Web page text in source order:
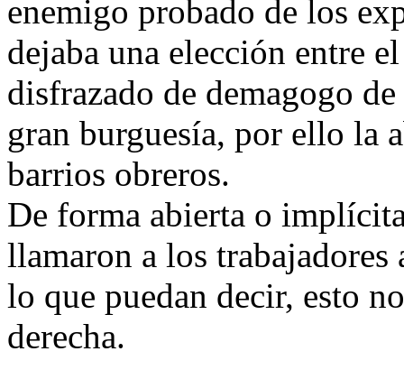
enemigo probado de los
dejaba una elección entre
disfrazado de demagogo
gran burguesía, por ello la
barrios obreros.
De forma abierta o
llamaron a los
lo que puedan decir, esto
derecha.